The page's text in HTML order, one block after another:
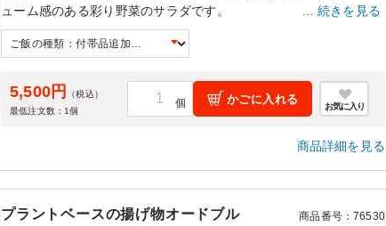
ューム感のある彩り野菜のサラダです。
※5～6人前となります。
選びください。
続きを見る
5,500円
（税込）
最低注文数： 1個
かごに入れる
お気に入り
商品詳細を見る
プラントベースの揚げ物オードブル 商品番号：76530